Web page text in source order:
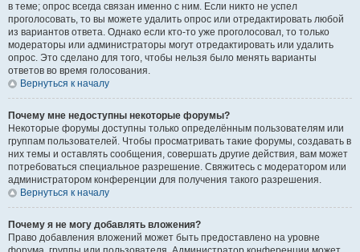
в теме; опрос всегда связан именно с ним. Если никто не успел
проголосовать, то вы можете удалить опрос или отредактировать любой
из вариантов ответа. Однако если кто-то уже проголосовал, то только
модераторы или администраторы могут отредактировать или удалить
опрос. Это сделано для того, чтобы нельзя было менять варианты
ответов во время голосования.
Вернуться к началу
Почему мне недоступны некоторые форумы?
Некоторые форумы доступны только определённым пользователям или
группам пользователей. Чтобы просматривать такие форумы, создавать в
них темы и оставлять сообщения, совершать другие действия, вам может
потребоваться специальное разрешение. Свяжитесь с модератором или
администратором конференции для получения такого разрешения.
Вернуться к началу
Почему я не могу добавлять вложения?
Право добавления вложений может быть предоставлено на уровне